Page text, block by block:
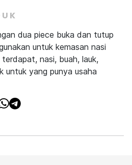
dua piece buka dan tutup
untuk kemasan nasi
nasi, buah, lauk,
untuk yang punya usaha